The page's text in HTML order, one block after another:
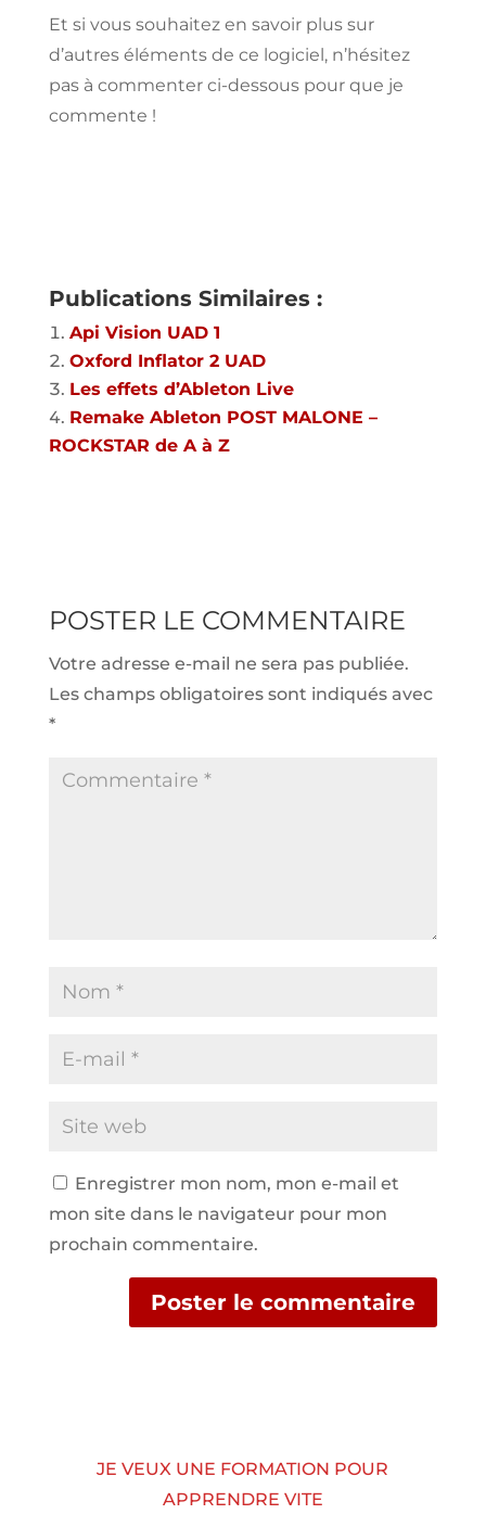
Et si vous souhaitez en savoir plus sur
d’autres éléments de ce logiciel, n’hésitez
pas à commenter ci-dessous pour que je
commente !
Publications Similaires :
Api Vision UAD 1
Oxford Inflator 2 UAD
Les effets d’Ableton Live
Remake Ableton POST MALONE –
ROCKSTAR de A à Z
POSTER LE COMMENTAIRE
Votre adresse e-mail ne sera pas publiée.
Les champs obligatoires sont indiqués avec
*
Enregistrer mon nom, mon e-mail et
mon site dans le navigateur pour mon
prochain commentaire.
JE VEUX UNE FORMATION POUR
APPRENDRE VITE